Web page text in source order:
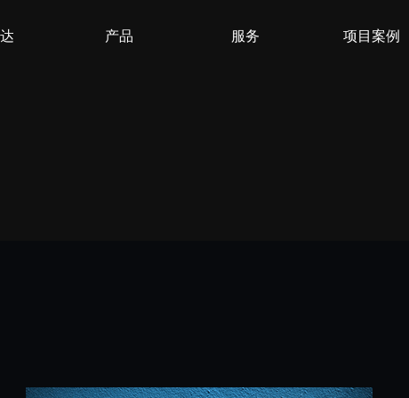
产品 服务 项目案例